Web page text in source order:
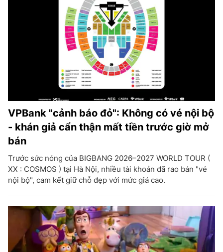
VPBank "cảnh báo đỏ": Không có vé nội bộ
- khán giả cẩn thận mất tiền trước giờ mở
bán
Trước sức nóng của BIGBANG 2026–2027 WORLD TOUR (
XX : COSMOS ) tại Hà Nội, nhiều tài khoản đã rao bán "vé
nội bộ", cam kết giữ chỗ đẹp với mức giá cao.